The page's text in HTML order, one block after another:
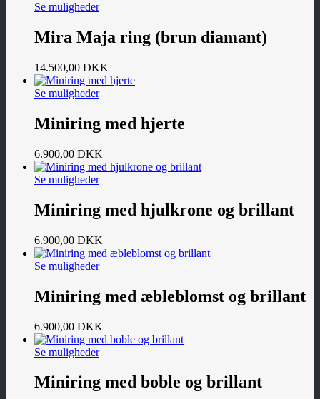
Se muligheder
Mira Maja ring (brun diamant)
14.500,00 DKK
Se muligheder
Miniring med hjerte
6.900,00 DKK
Se muligheder
Miniring med hjulkrone og brillant
6.900,00 DKK
Se muligheder
Miniring med æbleblomst og brillant
6.900,00 DKK
Se muligheder
Miniring med boble og brillant